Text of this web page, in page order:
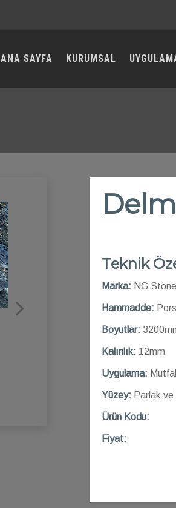
ANA SAYFA KURUMSAL
Teknik
Marka: NG Stone
Hammadde:
Boyutlar:
Kalınlık: 12mm
Uygulama:
Yüzey: Parlak
Ürün Kodu:
Fiyat: